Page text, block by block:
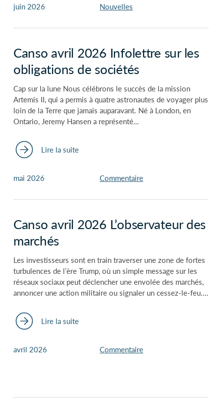
juin 2026 Nouvelles
Canso avril 2026 Infolettre sur les
obligations de sociétés
Cap sur la lune Nous célébrons le succès de la mission
Artemis II, qui a permis à quatre astronautes de voyager plus
loin de la Terre que jamais auparavant. Né à London, en
Ontario, Jeremy Hansen a représenté…
Lire la suite
mai 2026 Commentaire
Canso avril 2026 L’observateur des
marchés
Les investisseurs sont en train traverser une zone de fortes
turbulences de l’ère Trump, où un simple message sur les
réseaux sociaux peut déclencher une envolée des marchés,
annoncer une action militaire ou signaler un cessez-le-feu.…
Lire la suite
avril 2026 Commentaire